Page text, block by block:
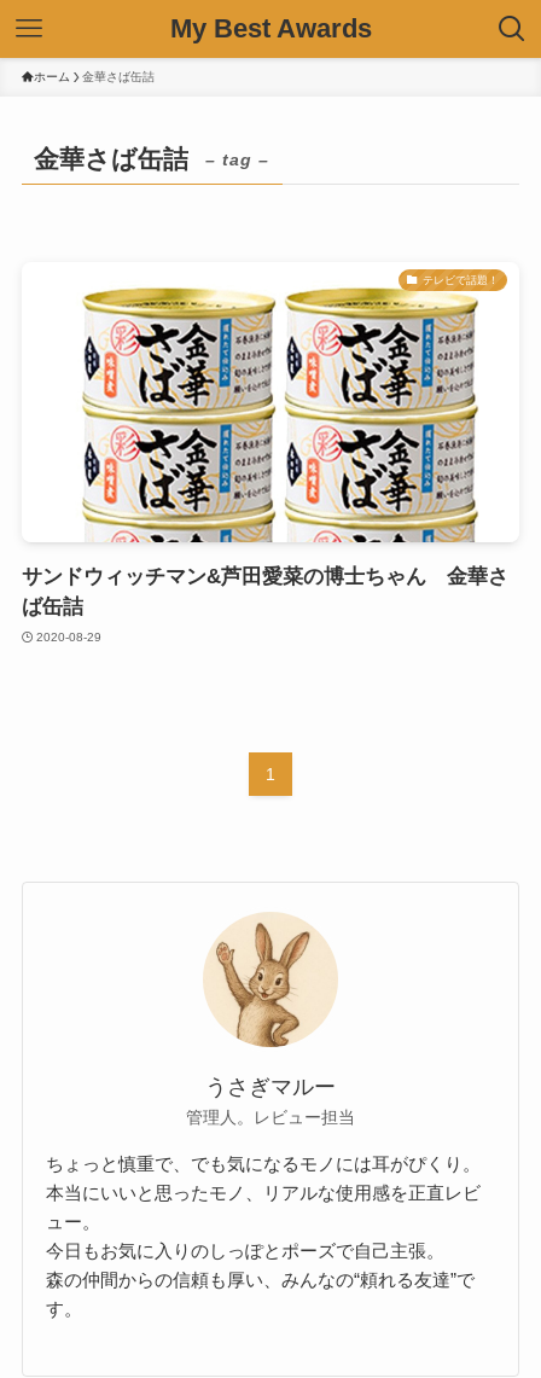
My Best Awards
ホーム 金華さば缶詰
金華さば缶詰 – tag –
テレビで話題！
サンドウィッチマン&芦田愛菜の博士ちゃん 金華さ
ば缶詰
2020-08-29
1
うさぎマルー
管理人。レビュー担当
ちょっと慎重で、でも気になるモノには耳がぴくり。
本当にいいと思ったモノ、リアルな使用感を正直レビ
ュー。
今日もお気に入りのしっぽとポーズで自己主張。
森の仲間からの信頼も厚い、みんなの“頼れる友達”で
す。